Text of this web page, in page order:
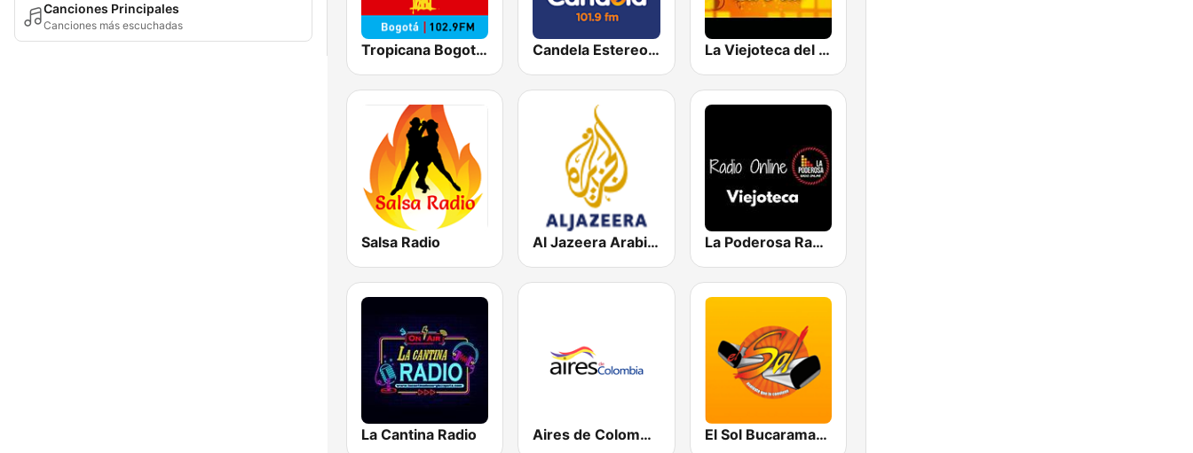
Canciones Principales
Canciones más escuchadas
Tropicana Bogotá 102.9 FM Candela Estereo 101.9 FM La Viejoteca del Poli
Salsa Radio Al Jazeera Arabic (قناة الجزيرة) La Poderosa Radio Viejoteca
La Cantina Radio Aires de Colombia El Sol Bucaramanga